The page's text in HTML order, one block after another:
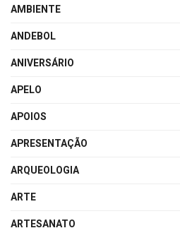
AMBIENTE
ANDEBOL
ANIVERSÁRIO
APELO
APOIOS
APRESENTAÇÃO
ARQUEOLOGIA
ARTE
ARTESANATO